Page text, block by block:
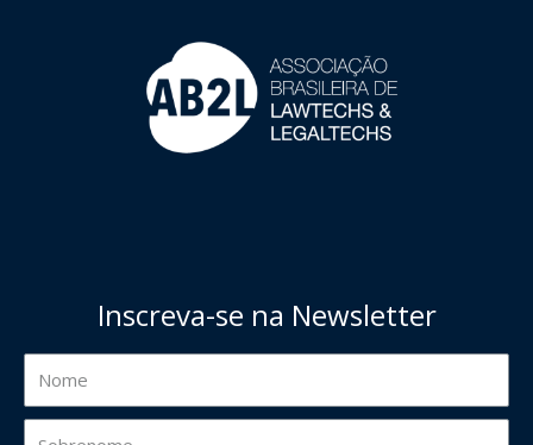
Inscreva-se na Newsletter